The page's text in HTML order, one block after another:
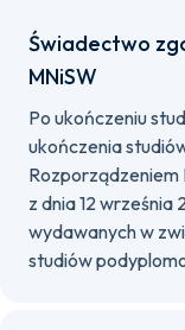
Świadectwo
MNiSW
Po ukończeniu
ukończenia
Rozporządzeniem
z dnia 12 września
wydawanych w
studiów